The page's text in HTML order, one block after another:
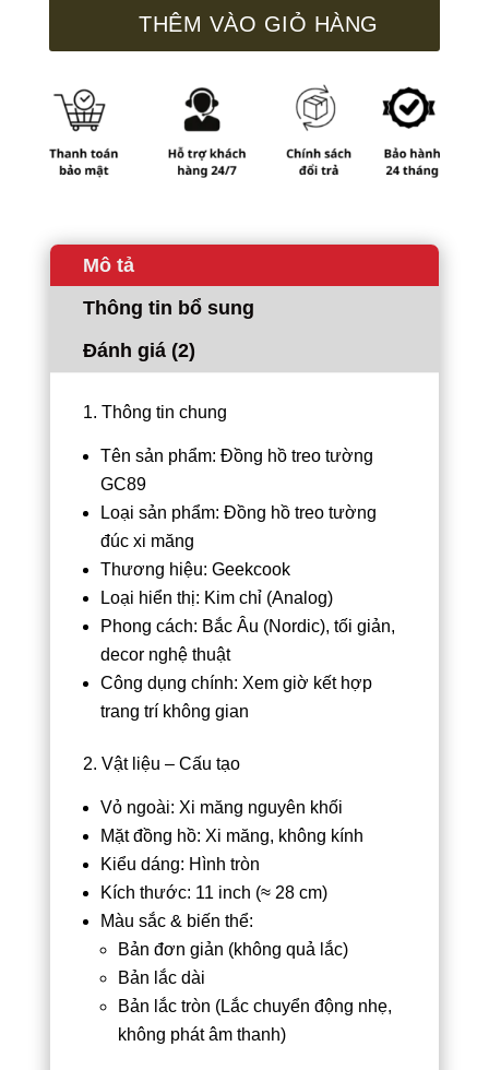
THÊM VÀO GIỎ HÀNG
Mô tả
Thông tin bổ sung
Đánh giá (2)
1. Thông tin chung
Tên sản phẩm: Đồng hồ treo tường
GC89
Loại sản phẩm: Đồng hồ treo tường
đúc xi măng
Thương hiệu: Geekcook
Loại hiển thị: Kim chỉ (Analog)
Phong cách: Bắc Âu (Nordic), tối giản,
decor nghệ thuật
Công dụng chính: Xem giờ kết hợp
trang trí không gian
2. Vật liệu – Cấu tạo
Vỏ ngoài: Xi măng nguyên khối
Mặt đồng hồ: Xi măng, không kính
Kiểu dáng: Hình tròn
Kích thước: 11 inch (≈ 28 cm)
Màu sắc & biến thể:
Bản đơn giản (không quả lắc)
Bản lắc dài
Bản lắc tròn (Lắc chuyển động nhẹ,
không phát âm thanh)